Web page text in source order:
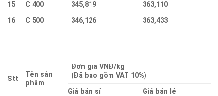
15
C 400 345,819
363,110
16
C 500 346,126 363,433
Stt
Tên sản
phẩm
Đơn giá VNĐ/kg
(Đã bao gồm VAT 10%)
Giá bán sỉ
Giá bán lẻ